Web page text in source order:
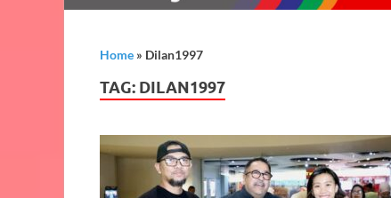
Home » Dilan1997
TAG: DILAN1997